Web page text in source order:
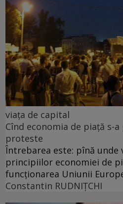
viața de capital
Cînd economia de piață s-
proteste
Întrebarea este: pînă unde
principiilor economiei de
funcționarea Uniunii
Constantin RUDNIŢCHI